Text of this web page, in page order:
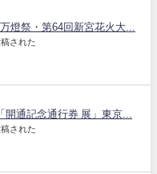
燈祭・第64回新宮花火大...
された
通記念通行券 展」東京...
された